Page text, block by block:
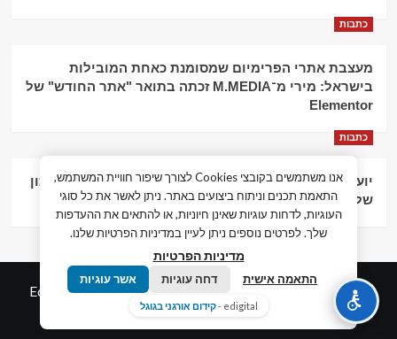
כתבות
מעצבת אתרי הפרימיום שמסומנת כאחת המובילות
בישראל: מירי מ־M.MEDIA זכתה בתואר "אתר החודש" של
Elementor
כתבות
יועץ עסקי וליווי פיננסי – הדרך לצמיחה כלכלית וניהול נכון
של העסק
© כל הזכויות שמורות חדשות המאה ה-21 |
Edigital.co.ilby
אלימלך דיגיטל.
אנו משתמשים בקובצי Cookies לצורך שיפור חוויית המשתמש,
התאמת תכנים וניתוח ביצועים באתר. ניתן לאשר את כל סוגי
העוגיות, לדחות עוגיות שאינן חיוניות, או להתאים את ההעדפות
שלך. לפרטים נוספים ניתן לעיין במדיניות הפרטיות שלנו.
מדיניות הפרטיות
התאמה אישית דחה עוגיות אשר עוגיות
edigital - קידום אורגני בגוגל